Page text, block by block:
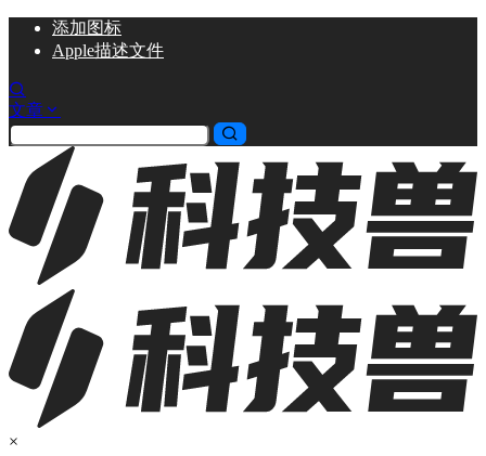
添加图标
Apple描述文件
文章
×